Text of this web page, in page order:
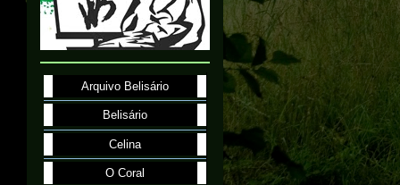
Arquivo Belisário
Belisário
Celina
O Coral